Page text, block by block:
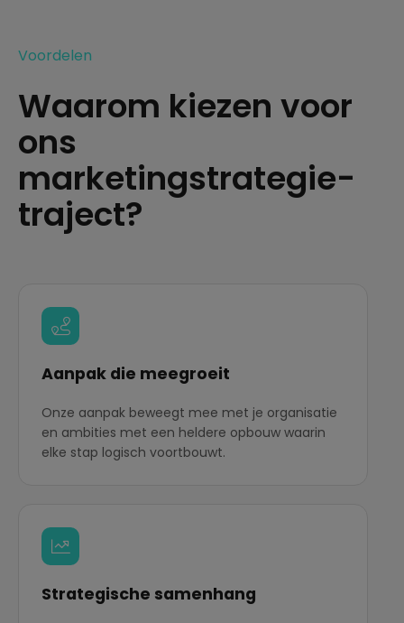
Voordelen
Waarom kiezen voor
ons
marketingstrategie-
traject?
Aanpak die meegroeit
Onze aanpak beweegt mee met je organisatie
en ambities met een heldere opbouw waarin
elke stap logisch voortbouwt.
Strategische samenhang